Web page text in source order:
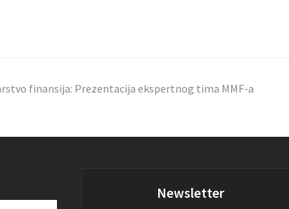
finansija: Prezentacija ekspertnog tima MMF-a
Newsletter